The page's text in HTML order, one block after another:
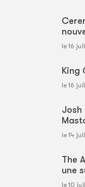
le 16
King
le 16
Josh
le 14
The
une
le 10